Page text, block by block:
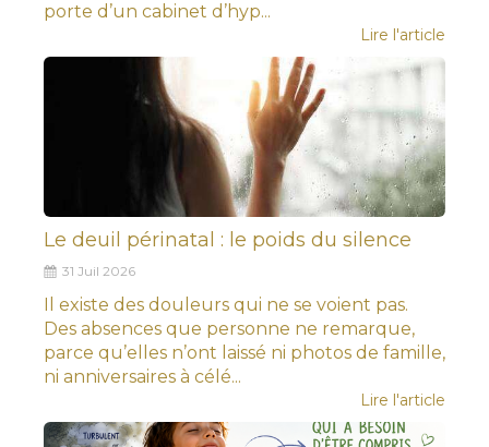
porte d’un cabinet d’hyp...
Lire l'article
Le deuil périnatal : le poids du silence
31 Juil 2026
Il existe des douleurs qui ne se voient pas.
Des absences que personne ne remarque,
parce qu’elles n’ont laissé ni photos de famille,
ni anniversaires à célé...
Lire l'article